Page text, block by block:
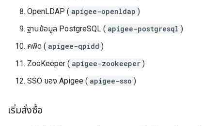
OpenLDAP ( apigee-openldap )
ฐานข้อมูล PostgreSQL ( apigee-postgresql )
คพิด ( apigee-qpidd )
ZooKeeper ( apigee-zookeeper )
SSO ของ Apigee ( apigee-sso )
เริ่มสั่งซื้อ